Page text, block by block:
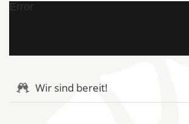
Error
Wir sind bereit!